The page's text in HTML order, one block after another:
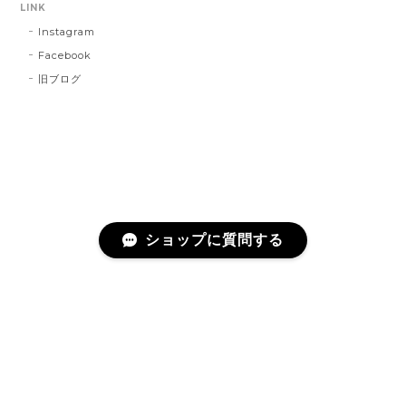
LINK
Instagram
Facebook
旧ブログ
ショップに質問する